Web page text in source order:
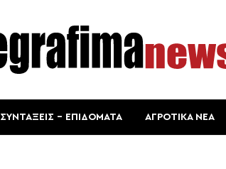
ΣΥΝΤΑΞΕΙΣ – ΕΠΙΔΟΜΑΤΑ ΑΓΡΟΤΙΚΑ ΝΕΑ